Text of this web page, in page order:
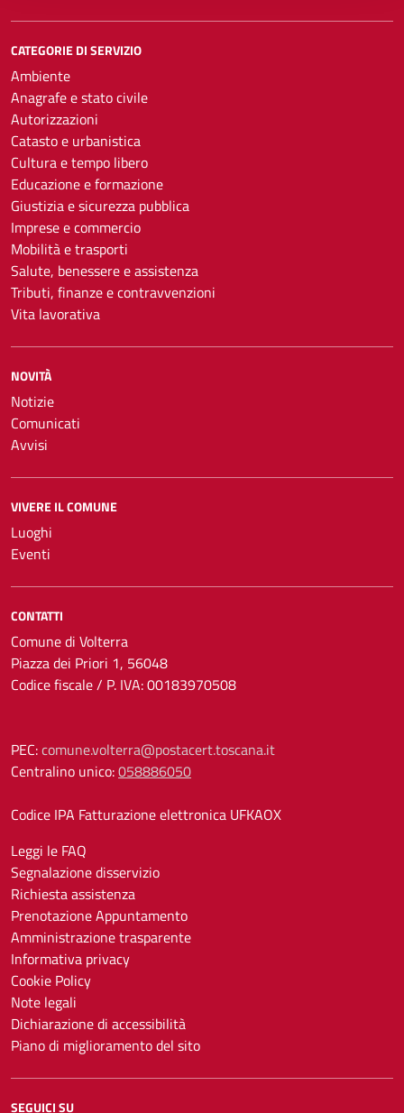
CATEGORIE DI SERVIZIO
Ambiente
Anagrafe e stato civile
Autorizzazioni
Catasto e urbanistica
Cultura e tempo libero
Educazione e formazione
Giustizia e sicurezza pubblica
Imprese e commercio
Mobilità e trasporti
Salute, benessere e assistenza
Tributi, finanze e contravvenzioni
Vita lavorativa
NOVITÀ
Notizie
Comunicati
Avvisi
VIVERE IL COMUNE
Luoghi
Eventi
CONTATTI
Comune di Volterra
Piazza dei Priori 1, 56048
Codice fiscale / P. IVA: 00183970508
PEC:comune.volterra@postacert.toscana.it
Centralino unico:058886050
Codice IPA Fatturazione elettronica UFKAOX
Leggi le FAQ
Segnalazione disservizio
Richiesta assistenza
Prenotazione Appuntamento
Amministrazione trasparente
Informativa privacy
Cookie Policy
Note legali
Dichiarazione di accessibilità
Piano di miglioramento del sito
SEGUICI SU